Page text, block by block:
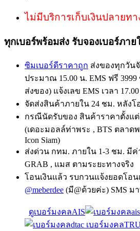
ไม่มีบริการเก็บเงินปลายทา
ทุกเบอร์พร้อมส่ง รับจองเบอร์ภาย
ซิมเบอร์ดีราคาถูก ส่งของทุกวัน
ประมาณ 15.00 น. EMS ฟรี
ส่งของ) แจ้งเลข EMS เวลา
จัดส่งสินค้าภายใน 24 ชม. หลังโ
กรณีนัดรับของ สินค้าราคาตั้งแต่
(เดอะมอลล์ท่าพระ , BTS ตลาด
Icon Siam)
ส่งด่วน กทม. ภายใน 1-3 ชม. มีค่
GRAB , แมส ตามระยะทางจริง
โอนเงินแล้ว รบกวนแจ้งยอดโอน
@meberdee (มี@ด้วยค่ะ) SMS มา
ดูเบอร์มงคลAIS
เบอร์มงคล